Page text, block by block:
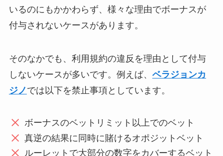
いるのにもかかわらず、様々な理由でボーナスが
付与されないケースがあります。
そのなかでも、利用規約の違反を理由として付与
しないケースが多いです。例えば、 ベラジョンカ
ジノ では以下を禁止事項としています。
ボーナスのベットリミット以上でのベット
真逆の結果に同時に賭けるオポジットベット
ルーレットで大部分の数字をカバーするベット